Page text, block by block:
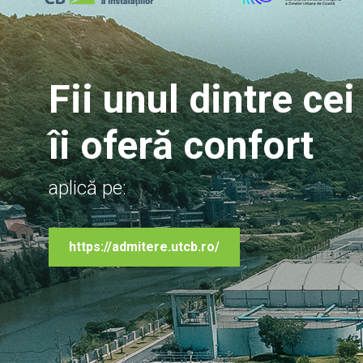
Fii unul dintre cei
îi oferă confort
aplică pe:
https://admitere.utcb.ro/